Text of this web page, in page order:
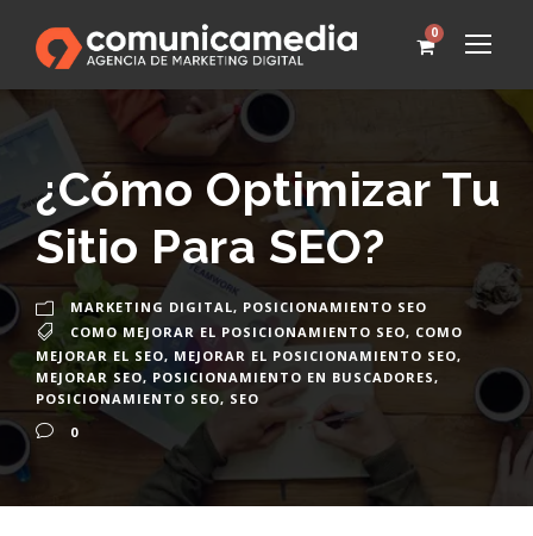
0
¿Cómo Optimizar Tu
Sitio Para SEO?
MARKETING DIGITAL, POSICIONAMIENTO SEO
COMO MEJORAR EL POSICIONAMIENTO SEO, COMO
MEJORAR EL SEO, MEJORAR EL POSICIONAMIENTO SEO,
MEJORAR SEO, POSICIONAMIENTO EN BUSCADORES,
POSICIONAMIENTO SEO, SEO
0